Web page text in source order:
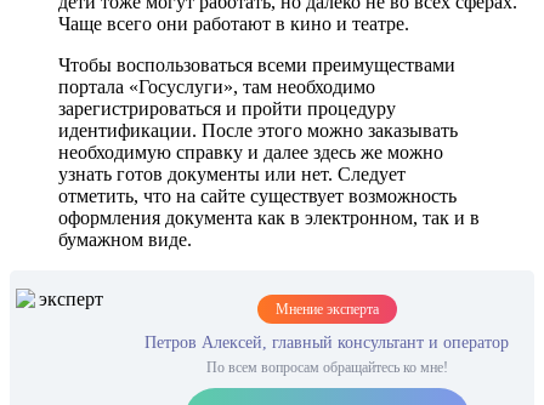
Чаще всего они работают в кино и театре.
Чтобы воспользоваться всеми преимуществами
портала «Госуслуги», там необходимо
зарегистрироваться и пройти процедуру
идентификации. После этого можно заказывать
необходимую справку и далее здесь же можно
узнать готов документы или нет. Следует
отметить, что на сайте существует возможность
оформления документа как в электронном, так и в
бумажном виде.
Мнение эксперта
Петров Алексей, главный консультант и оператор
По всем вопросам обращайтесь ко мне!